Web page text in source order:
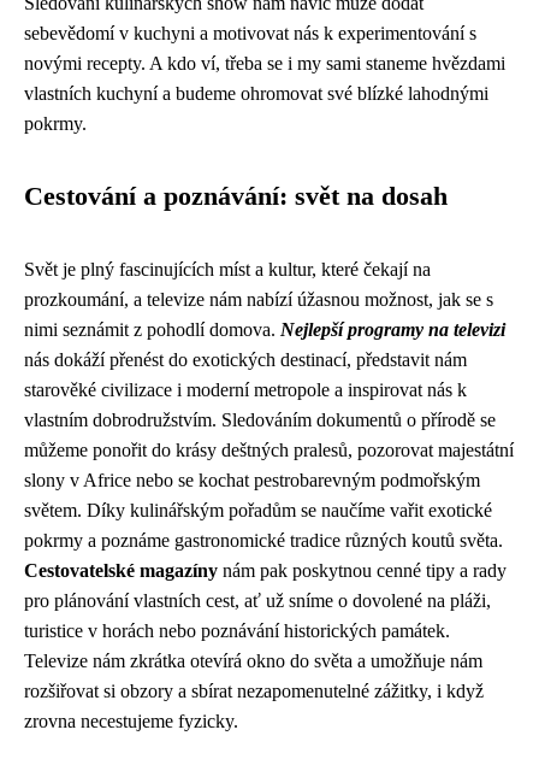
sebevědomí v kuchyni a motivovat nás k experimentování s
novými recepty. A kdo ví, třeba se i my sami staneme hvězdami
vlastních kuchyní a budeme ohromovat své blízké lahodnými
pokrmy.
Cestování a poznávání: svět na dosah
Svět je plný fascinujících míst a kultur, které čekají na
prozkoumání, a televize nám nabízí úžasnou možnost, jak se s
nimi seznámit z pohodlí domova. Nejlepší programy na televizi
nás dokáží přenést do exotických destinací, představit nám
starověké civilizace i moderní metropole a inspirovat nás k
vlastním dobrodružstvím. Sledováním dokumentů o přírodě se
můžeme ponořit do krásy deštných pralesů, pozorovat majestátní
slony v Africe nebo se kochat pestrobarevným podmořským
světem. Díky kulinářským pořadům se naučíme vařit exotické
pokrmy a poznáme gastronomické tradice různých koutů světa.
Cestovatelské magazíny nám pak poskytnou cenné tipy a rady
pro plánování vlastních cest, ať už sníme o dovolené na pláži,
turistice v horách nebo poznávání historických památek.
Televize nám zkrátka otevírá okno do světa a umožňuje nám
rozšiřovat si obzory a sbírat nezapomenutelné zážitky, i když
zrovna necestujeme fyzicky.